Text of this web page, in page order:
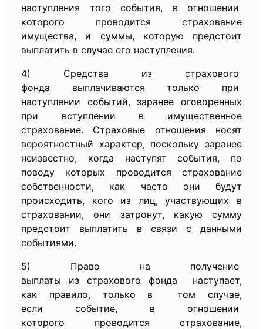
наступления того события, в отношении
которого проводится страхование
имущества, и суммы, которую предстоит
выплатить в случае его наступления.
4) Средства из страхового
фонда выплачиваются только при
наступлении событий, заранее оговоренных
при вступлении в имущественное
страхование. Страховые отношения носят
вероятностный характер, поскольку заранее
неизвестно, когда наступят события, по
поводу которых проводится страхование
собственности, как часто они будут
происходить, кого из лиц, участвующих в
страховании, они затронут, какую сумму
предстоит выплатить в связи с данными
событиями.
5) Право на получение
выплаты из страхового фонда наступает,
как правило, только в том случае,
если событие, в отношении
которого проводится страхование,